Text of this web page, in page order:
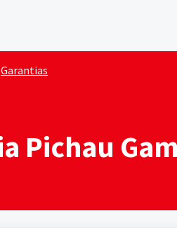
Garantias
Pichau